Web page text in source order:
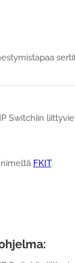
Switchiin
FKIT.